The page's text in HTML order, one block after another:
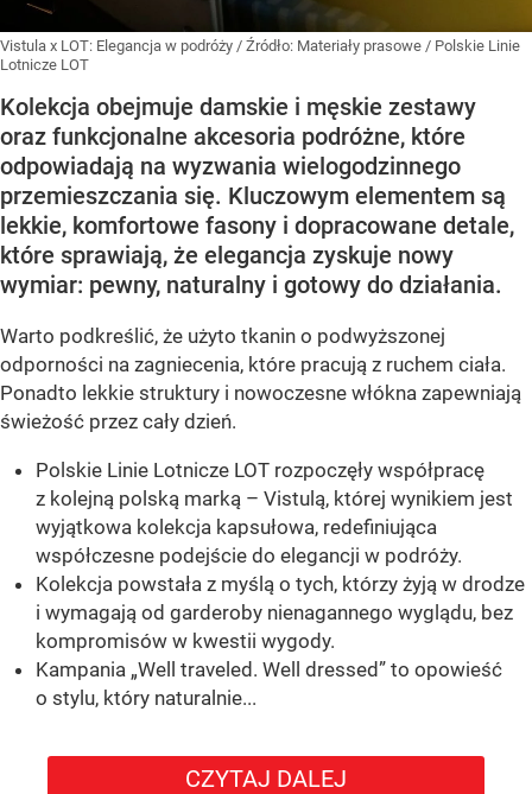
Vistula x LOT: Elegancja w podróży / Źródło: Materiały prasowe / Polskie Linie
Lotnicze LOT
Kolekcja obejmuje damskie i męskie zestawy
oraz funkcjonalne akcesoria podróżne, które
odpowiadają na wyzwania wielogodzinnego
przemieszczania się. Kluczowym elementem są
lekkie, komfortowe fasony i dopracowane detale,
które sprawiają, że elegancja zyskuje nowy
wymiar: pewny, naturalny i gotowy do działania.
Warto podkreślić, że użyto tkanin o podwyższonej
odporności na zagniecenia, które pracują z ruchem ciała.
Ponadto lekkie struktury i nowoczesne włókna zapewniają
świeżość przez cały dzień.
Polskie Linie Lotnicze LOT rozpoczęły współpracę
z kolejną polską marką – Vistulą, której wynikiem jest
wyjątkowa kolekcja kapsułowa, redefiniująca
współczesne podejście do elegancji w podróży.
Kolekcja powstała z myślą o tych, którzy żyją w drodze
i wymagają od garderoby nienagannego wyglądu, bez
kompromisów w kwestii wygody.
Kampania „Well traveled. Well dressed” to opowieść
o stylu, który naturalnie...
CZYTAJ DALEJ